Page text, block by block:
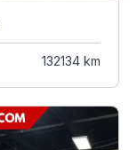
132134 km